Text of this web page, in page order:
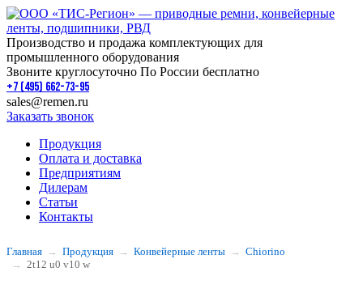
Производство и продажа комплектующих для
промышленного оборудования
Звоните круглосуточно По России бесплатно
+7 (495) 662-73-95
sales@remen.ru
Заказать звонок
Продукция
Оплата и доставка
Предприятиям
Дилерам
Статьи
Контакты
Главная Продукция Конвейерные ленты
Chiorino
2t12 u0 v10 w